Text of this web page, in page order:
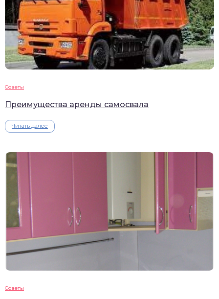
Советы
Преимущества аренды самосвала
Читать далее
Советы